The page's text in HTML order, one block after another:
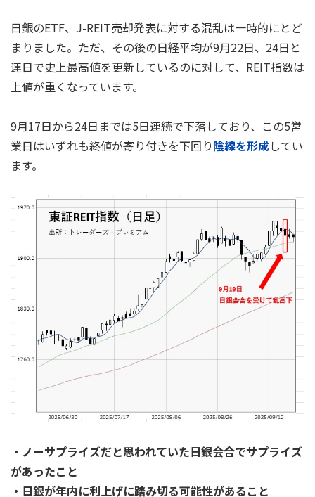
日銀のETF、J-REIT売却発表に対する混乱は一時的にとど
まりました。ただ、その後の日経平均が9月22日、24日と
連日で史上最高値を更新しているのに対して、REIT指数は
上値が重くなっています。
9月17日から24日までは5日連続で下落しており、この5営
業日はいずれも終値が寄り付きを下回り陰線を形成してい
ます。
・ノーサプライズだと思われていた日銀会合でサプライズ
があったこと
・日銀が年内に利上げに踏み切る可能性があること